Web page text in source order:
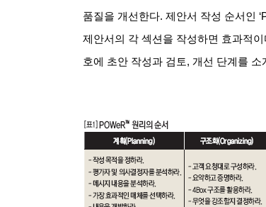
품질을 개선한다. 제안서 작성 순서인
제안서의 각 섹션을 작성하면 효과적
호에 초안 작성과 검토, 개선 단계를 소